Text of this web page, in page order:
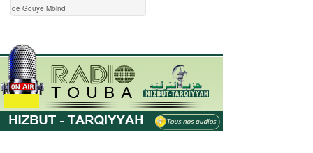
de Gouye Mbind